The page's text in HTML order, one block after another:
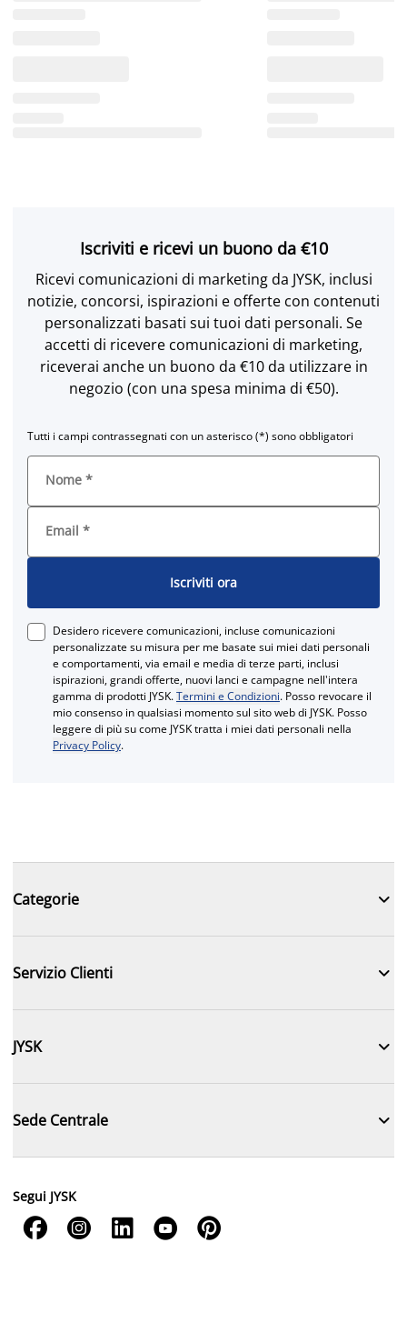
Iscriviti e ricevi un buono da €10
Ricevi comunicazioni di marketing da JYSK, inclusi
notizie, concorsi, ispirazioni e offerte con contenuti
personalizzati basati sui tuoi dati personali. Se
accetti di ricevere comunicazioni di marketing,
riceverai anche un buono da €10 da utilizzare in
negozio (con una spesa minima di €50).
Tutti i campi contrassegnati con un asterisco (*) sono obbligatori
Nome *
Email *
Iscriviti ora
Desidero ricevere comunicazioni, incluse comunicazioni
personalizzate su misura per me basate sui miei dati personali
e comportamenti, via email e media di terze parti, inclusi
ispirazioni, grandi offerte, nuovi lanci e campagne nell'intera
gamma di prodotti JYSK.Termini e Condizioni. Posso revocare il
mio consenso in qualsiasi momento sul sito web di JYSK. Posso
leggere di più su come JYSK tratta i miei dati personali nella
Privacy Policy.
Categorie 
Servizio Clienti 
JYSK 
Sede Centrale 
Segui JYSK
    